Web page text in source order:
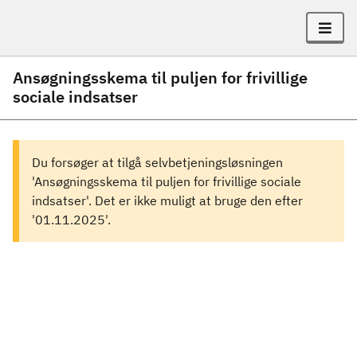
Ansøgningsskema til puljen for frivillige
sociale indsatser
Du forsøger at tilgå selvbetjeningsløsningen
'Ansøgningsskema til puljen for frivillige sociale
indsatser'. Det er ikke muligt at bruge den efter
'01.11.2025'.